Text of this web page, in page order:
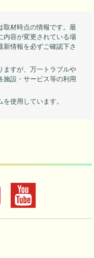
取材時点の情報です。最
内容が変更されている場
情報を必ずご確認下さ
ますが、万一トラブルや
施設・サービス等の利用
使用しています。